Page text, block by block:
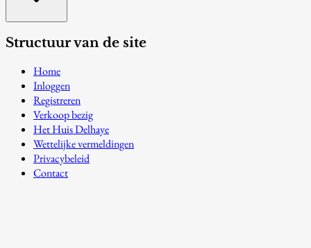
Structuur van de site
Home
Inloggen
Registreren
Verkoop bezig
Het Huis Delhaye
Wettelijke vermeldingen
Privacybeleid
Contact